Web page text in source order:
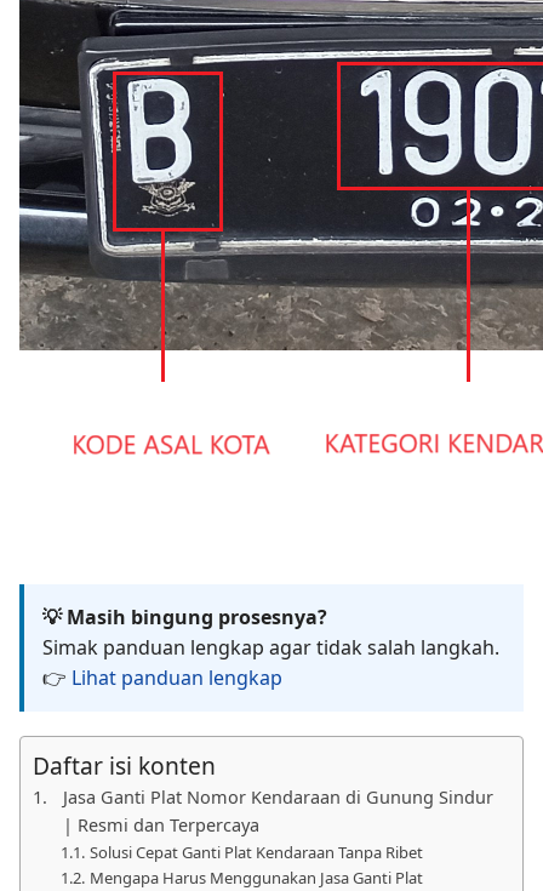
💡 Masih bingung prosesnya?
Simak panduan lengkap agar tidak salah langkah.
👉 Lihat panduan lengkap
Daftar isi konten
Jasa Ganti Plat Nomor Kendaraan di Gunung Sindur
| Resmi dan Terpercaya
Solusi Cepat Ganti Plat Kendaraan Tanpa Ribet
Mengapa Harus Menggunakan Jasa Ganti Plat